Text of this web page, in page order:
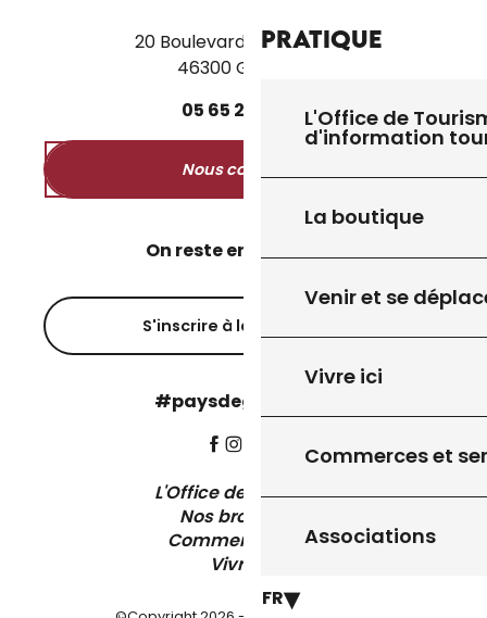
Pratique
L'Office de
d'information
La boutique
Venir et se
Vivre ici
Commerces et
Associations
FR
20 Boulevard des Martyrs
46300 Gourdon
05 65 27 50
Nous contacter
On reste en contact ?
S'inscrire à la newsletter
#paysdegourdon !
L'Office de Tourisme
Nos brochures
Comment venir ?
Vivre ici